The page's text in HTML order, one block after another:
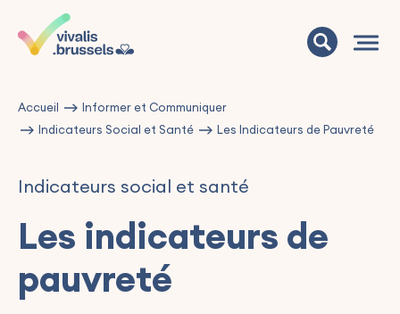
Accueil
Informer et Communiquer
Indicateurs Social et Santé
Les Indicateurs de Pauvreté
Indicateurs social et santé
Les indicateurs de
pauvreté